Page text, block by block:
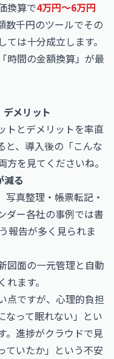
換算で4万円〜6万円
数千円のツールでその
は十分成立します。
時間の金額換算」が最
メリット
トとデメリットを率直
と、導入後の「こんな
を見てくださいね。
減る
真整理・帳票転記・
ダー各社の事例では書
報告が多く見られま
図面の一元管理と自動
ます。
点ですが、心理的負担
なって眠れない」とい
。進捗がクラウドで見
ていたか」という不安